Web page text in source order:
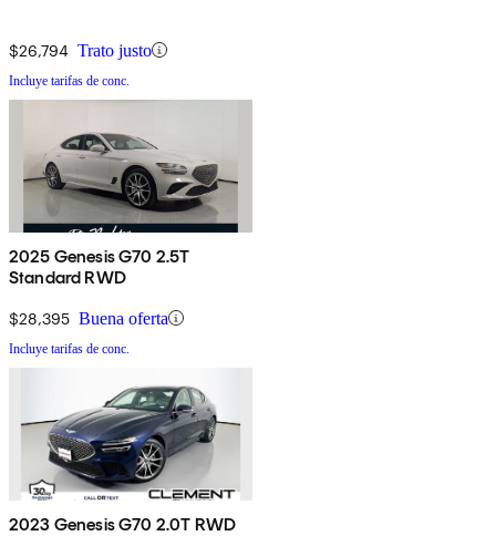
$26,794 Trato justo
Incluye tarifas de conc.
2025 Genesis G70 2.5T
Standard RWD
$28,395 Buena oferta
Incluye tarifas de conc.
2023 Genesis G70 2.0T RWD